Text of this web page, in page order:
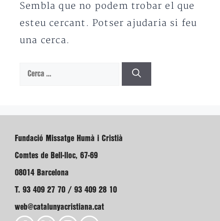
Sembla que no podem trobar el que
esteu cercant. Potser ajudaria si feu
una cerca.
Cerca:
Fundació Missatge Humà i Cristià
Comtes de Bell-lloc, 67-69
08014 Barcelona
T. 93 409 27 70 / 93 409 28 10
web@catalunyacristiana.cat